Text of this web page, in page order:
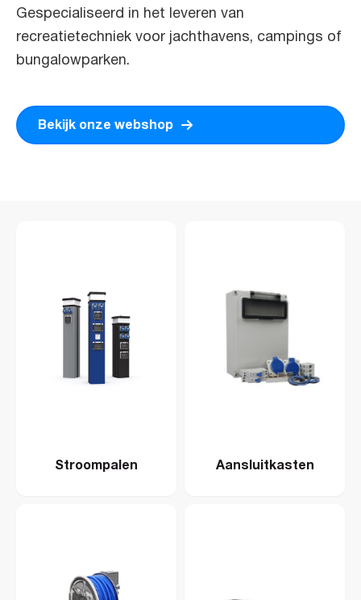
Gespecialiseerd in het leveren van
recreatietechniek voor jachthavens, campings of
bungalowparken.
Bekijk onze webshop
Stroompalen Aansluitkasten